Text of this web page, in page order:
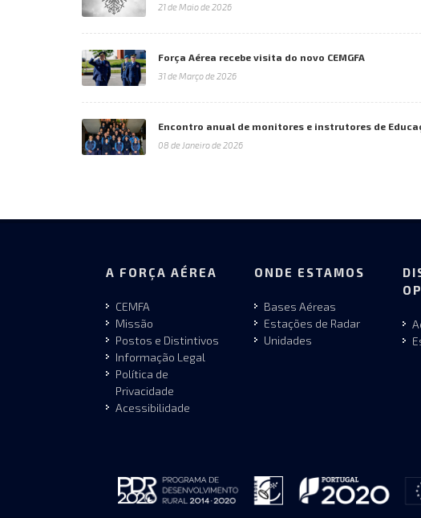
21 de Maio de 2026
Força Aérea recebe visita do novo CEMGFA
31 de Março de 2026
Encontro anual de monitores e instrutores de
08 de Janeiro de 2026
A FORÇA AÉREA
CEMFA
Missão
Postos e Distintivos
Informação Legal
Política de
Privacidade
Acessibilidade
ONDE ESTAMOS
Bases Aéreas
Estações de Radar
Unidades